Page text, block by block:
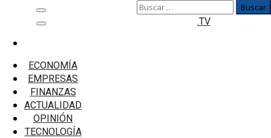
Menú
principal
ECONOMÍA
EMPRESAS
FINANZAS
ACTUALIDAD
OPINIÓN
TECNOLOGÍA
Buscar:
.TV
4 consejos de planificación financiera para
jóvenes
4 consejos de planificación financiera
para jóvenes